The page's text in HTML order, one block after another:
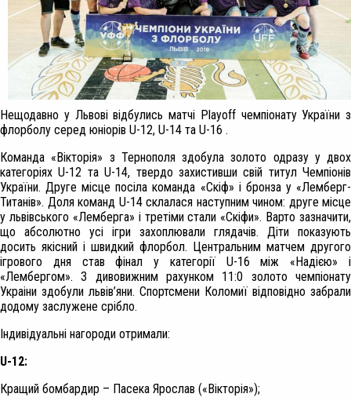
Нещодавно у Львові відбулись матчі Playoff чемпіонату України з
флорболу серед юніорів U-12, U-14 та U-16 .
Команда «Вікторія» з Тернополя здобула золото одразу у двох
категоріях U-12 та U-14, твердо захистивши свій титул Чемпіонів
України. Друге місце посіла команда «Скіф» і бронза у «Лемберг-
Титанів». Доля команд U-14 склалася наступним чином: друге місце
у львівського «Лемберга» і третіми стали «Скіфи». Варто зазначити,
що абсолютно усі ігри захоплювали глядачів. Діти показують
досить якісний і швидкий флорбол. Центральним матчем другого
ігрового дня став фінал у категорії U-16 між «Надією» і
«Лембергом». З дивовижним рахунком 11:0 золото чемпіонату
Украіни здобули львів’яни. Спортсмени Коломиї відповідно забрали
додому заслужене срібло.
Індивідуальні нагороди отримали:
U-12:
Кращий бомбардир – Пасека Ярослав («Вікторія»);